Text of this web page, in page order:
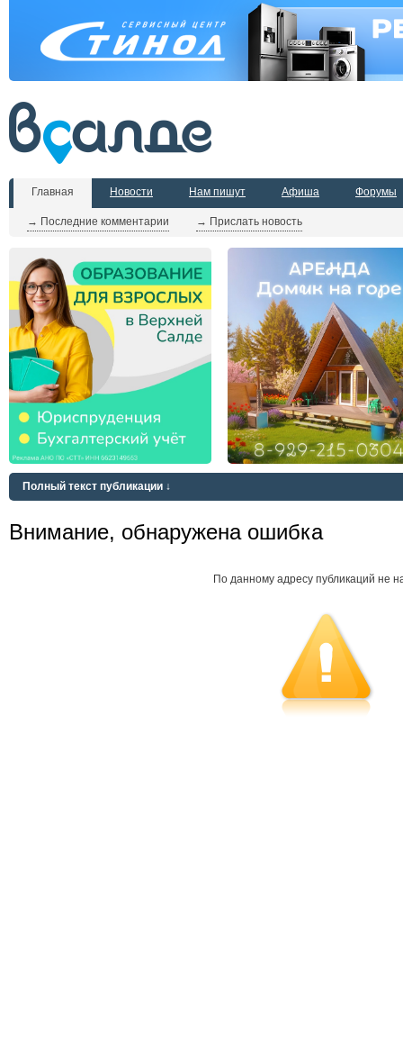
Главная
→ Последние комментарии → Прислать новость
Новости Нам пишут Афиша Форумы
Полный текст публикации ↓
Внимание, обнаружена ошибка
По данному адресу публикаций не